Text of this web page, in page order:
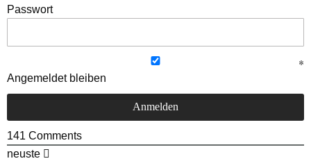
Passwort
Angemeldet bleiben
141 Comments
neuste